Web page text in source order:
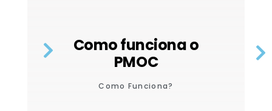
Como funciona o
PMOC
Como Funciona?